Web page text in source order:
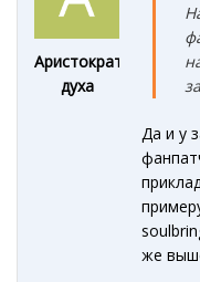
Аристократ
духа
Да и у
же